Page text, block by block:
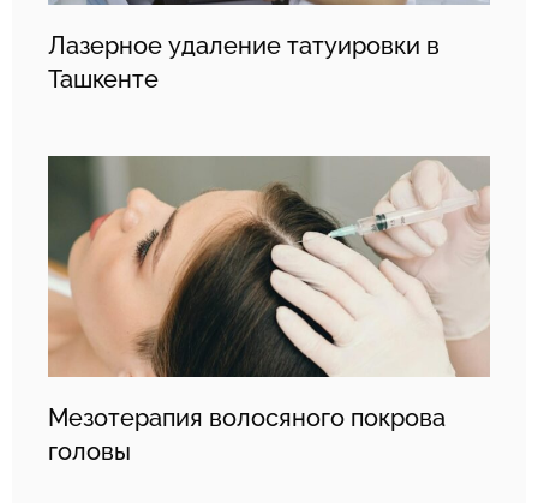
Лазерное удаление татуировки в
Ташкенте
Мезотерапия волосяного покрова
головы